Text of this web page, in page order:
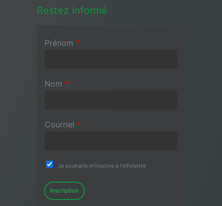
Restez informé
Prénom *
Nom *
Courriel *
Je souhaite m'inscrire à l'infolettre
Inscription